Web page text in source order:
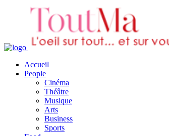
Accueil
People
Cinéma
Théâtre
Musique
Arts
Business
Sports